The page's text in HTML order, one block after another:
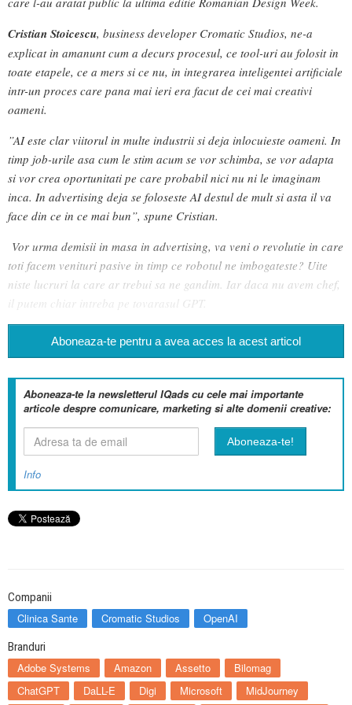
Cristian Stoicescu, business developer Cromatic Studios, ne-a
explicat in amanunt cum a decurs procesul, ce tool-uri au folosit in
toate etapele, ce a mers si ce nu, in integrarea inteligentei artificiale
intr-un proces care pana mai ieri era facut de cei mai creativi
oameni.
”AI este clar viitorul in multe industrii si deja inlocuieste oameni. In
timp job-urile asa cum le stim acum se vor schimba, se vor adapta
si vor crea oportunitati pe care probabil nici nu ni le imaginam
inca. In advertising deja se foloseste AI destul de mult si asta il va
face din ce in ce mai bun”, spune Cristian.
Vor urma demisii in masa in advertising, va veni o revolutie in care
toti facem venituri pasive in timp ce robotul ne imbogateste? Uite
niste lucruri la care ar trebui sa ne gandim. Iar daca nu avem chef,
il putem chiar intreba pe tovarasul GPT.
Aboneaza-te pentru a avea acces la acest articol
Aboneaza-te la newsletterul IQads cu cele mai importante
articole despre comunicare, marketing si alte domenii creative:
Info
Companii
Clinica Sante Cromatic Studios OpenAI
Branduri
Adobe Systems Amazon Assetto
Bilomag
ChatGPT
DaLL-E Digi Microsoft MidJourney